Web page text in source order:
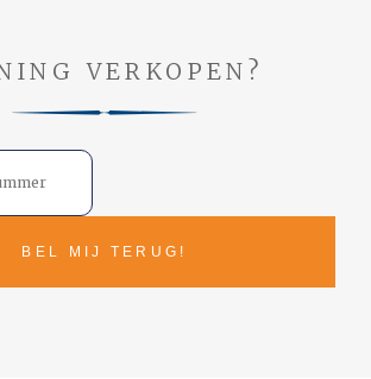
VERKOPEN?